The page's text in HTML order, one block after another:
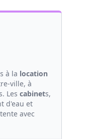
à la location
ville, à
Les cabinets,
d'eau et
avec